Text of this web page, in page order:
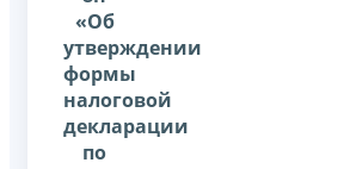
«Об
утверждении
формы
налоговой
декларации
по